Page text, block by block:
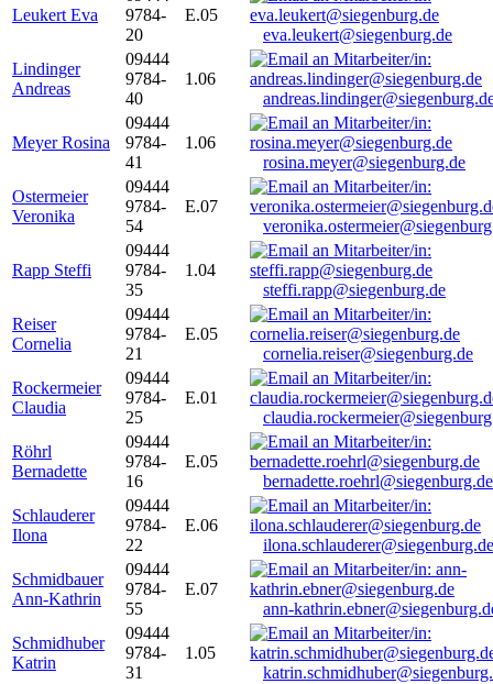
Leukert Eva
9784-
20
E.05
eva.leukert@siegenburg.de
Lindinger
Andreas
09444
9784-
40
1.06
Meyer Rosina
09444
9784-
41
1.06
rosina.meyer@siegenburg.de
Ostermeier
Veronika
09444
9784-
54
E.07
Rapp Steffi
09444
9784-
35
1.04
steffi.rapp@siegenburg.de
Reiser
Cornelia
09444
9784-
21
E.05
cornelia.reiser@siegenburg.de
Rockermeier
Claudia
09444
9784-
25
E.01
Röhrl
Bernadette
09444
9784-
16
E.05
bernadette.roehrl@siegenburg.de
Schlauderer
Ilona
09444
9784-
22
E.06
ilona.schlauderer@siegenburg.de
Schmidbauer
Ann-Kathrin
09444
9784-
55
E.07
ann-
Schmidhuber
Katrin
09444
9784-
31
1.05